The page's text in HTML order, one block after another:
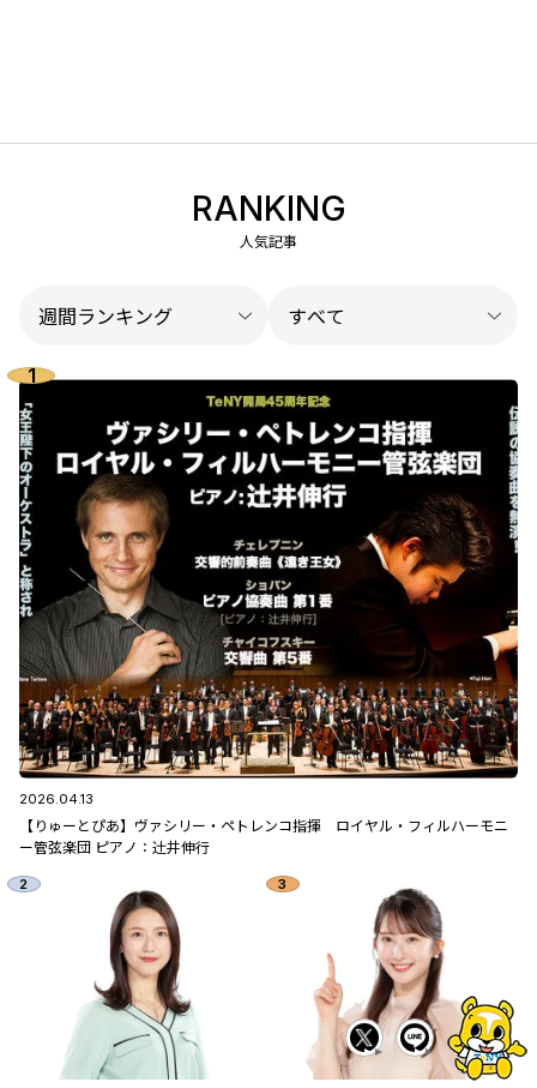
RANKING
人気記事
2026.04.13
【りゅーとぴあ】ヴァシリー・ペトレンコ指揮 ロイヤル・フィルハーモニ
ー管弦楽団 ピアノ：辻󠄀井伸行